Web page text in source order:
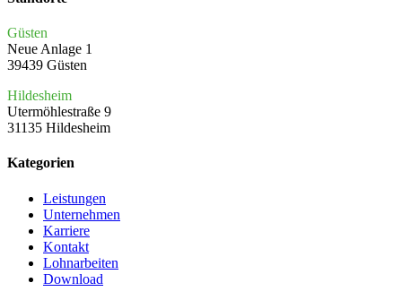
Güsten
Neue Anlage 1
39439 Güsten
Hildesheim
Utermöhlestraße 9
31135 Hildesheim
Kategorien
Leistungen
Unternehmen
Karriere
Kontakt
Lohnarbeiten
Download